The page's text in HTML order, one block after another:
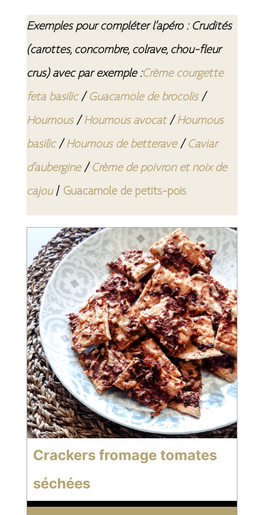
Exemples pour compléter l’apéro : Crudités
(carottes, concombre, colrave, chou-fleur
crus) avec par exemple :Crème courgette
feta basilic/ Guacamole de brocolis/
Houmous/ Houmous avocat/ Houmous
basilic/ Houmous de betterave/ Caviar
d’aubergine/ Crème de poivron et noix de
cajou/ Guacamole de petits-pois
Crackers fromage tomates
séchées